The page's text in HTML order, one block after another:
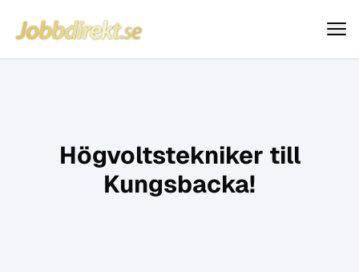
Hoppa till innehåll
Jobbdirekt
Högvoltstekniker till
Kungsbacka!